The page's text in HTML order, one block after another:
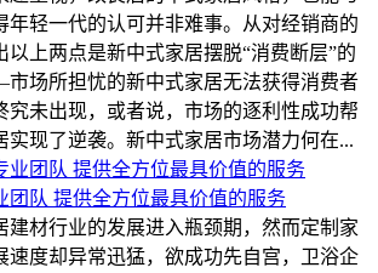
年轻一代的认可并非难事。从对经销商的
以上两点是新中式家居摆脱“消费断层”的
场所担忧的新中式家居无法获得消费者
究未出现，或者说，市场的逐利性成功帮
实现了逆袭。新中式家居市场潜力何在...
团队 提供全方位最具价值的服务
建材行业的发展进入瓶颈期，然而定制家
速度却异常迅猛，欲成功先自宫，卫浴企